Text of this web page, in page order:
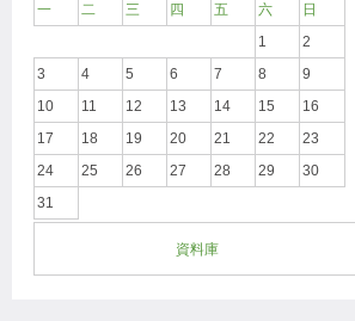
一 二 三 四 五 六
日
1
2
3
4 5 6 7 8
9
10
11 12 13 14 15
16
17
18 19 20 21 22
23
24
25 26 27 28 29
30
31
資料庫